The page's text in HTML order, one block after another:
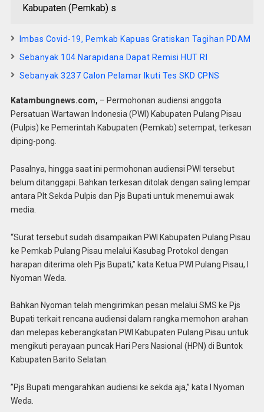
Kabupaten (Pemkab) s
Imbas Covid-19, Pemkab Kapuas Gratiskan Tagihan PDAM
Sebanyak 104 Narapidana Dapat Remisi HUT RI
Sebanyak 3237 Calon Pelamar Ikuti Tes SKD CPNS
Katambungnews.com, – Permohonan audiensi anggota
Persatuan Wartawan Indonesia (PWI) Kabupaten Pulang Pisau
(Pulpis) ke Pemerintah Kabupaten (Pemkab) setempat, terkesan
diping-pong.
Pasalnya, hingga saat ini permohonan audiensi PWI tersebut
belum ditanggapi. Bahkan terkesan ditolak dengan saling lempar
antara Plt Sekda Pulpis dan Pjs Bupati untuk menemui awak
media.
“Surat tersebut sudah disampaikan PWI Kabupaten Pulang Pisau
ke Pemkab Pulang Pisau melalui Kasubag Protokol dengan
harapan diterima oleh Pjs Bupati,” kata Ketua PWI Pulang Pisau, I
Nyoman Weda.
Bahkan Nyoman telah mengirimkan pesan melalui SMS ke Pjs
Bupati terkait rencana audiensi dalam rangka memohon arahan
dan melepas keberangkatan PWI Kabupaten Pulang Pisau untuk
mengikuti perayaan puncak Hari Pers Nasional (HPN) di Buntok
Kabupaten Barito Selatan.
”Pjs Bupati mengarahkan audiensi ke sekda aja,” kata I Nyoman
Weda.